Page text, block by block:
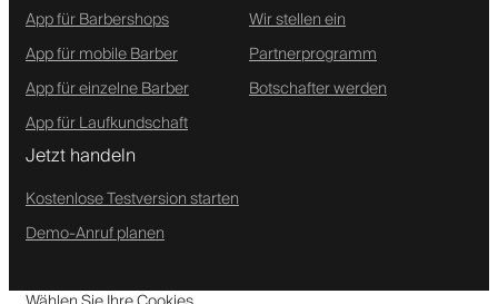
App für Barbershops
App für mobile Barber
App für einzelne Barber
App für Laufkundschaft
Wir stellen ein
Partnerprogramm
Botschafter werden
Jetzt handeln
Kostenlose Testversion starten
Demo-Anruf planen